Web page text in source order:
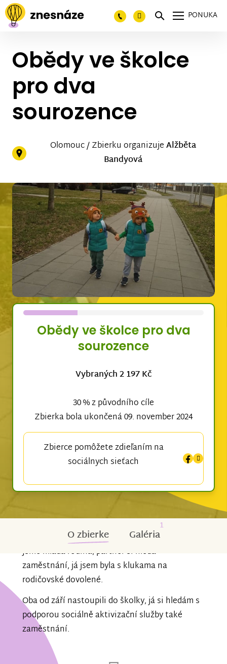
PONUKA
Obědy ve školce
pro dva
sourozence
Olomouc / Zbierku organizujeAlžběta
Bandyová
Obědy ve školce pro dva
sourozence
Vybraných 2 197 Kč
30 % z původního cíle
Zbierka bola ukončená 09. november 2024
Zbierce pomôžete zdieľaním na
sociálnych sieťach
O zbierke Galéria
1
Jsme mladá rodina, partner si hledá
zaměstnání, já jsem byla s klukama na
rodičovské dovolené.
Oba od září nastoupili do školky, já si hledám s
podporou sociálně aktivizační služby také
zaměstnání.